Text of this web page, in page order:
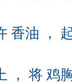
香油 ，
， 将 鸡